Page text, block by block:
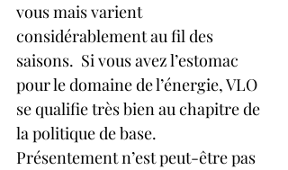
vous mais varient
considérablement au fil des
saisons.  Si vous avez l’estomac
pour le domaine de l’énergie, VLO
se qualifie très bien au chapitre de
la politique de base.
Présentement n’est peut-être pas